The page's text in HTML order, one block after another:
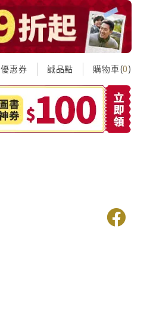
優惠券 誠品點 購物車(0)